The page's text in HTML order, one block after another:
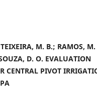
M. B.; RAMOS,
D. O. EVALUATION
CENTRAL PIVOT